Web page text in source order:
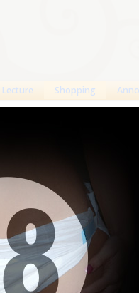
Lecture Shopping
Catégories
Marque